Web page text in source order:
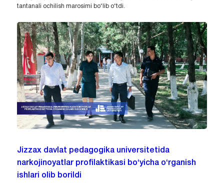
tantanali ochilish marosimi bo‘lib o‘tdi.
Jizzax davlat pedagogika universitetida
narkojinoyatlar profilaktikasi bo‘yicha o‘rganish
ishlari olib borildi